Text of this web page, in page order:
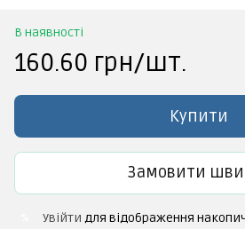
В наявності
160.60 грн/шт.
Купити
Замовити
Увійти для відображення